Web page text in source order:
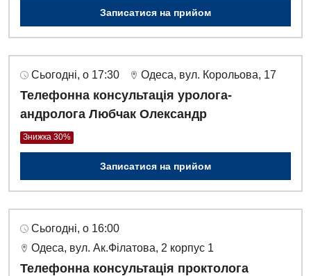
Записатися на прийом
Сьогодні, о 17:30 Одеса, вул. Корольова, 17
Телефонна консультація уролога-
андролога Любчак Олександр
Знижка 30%
Записатися на прийом
Сьогодні, о 16:00
Одеса, вул. Ак.Філатова, 2 корпус 1
Телефонна консультація проктолога